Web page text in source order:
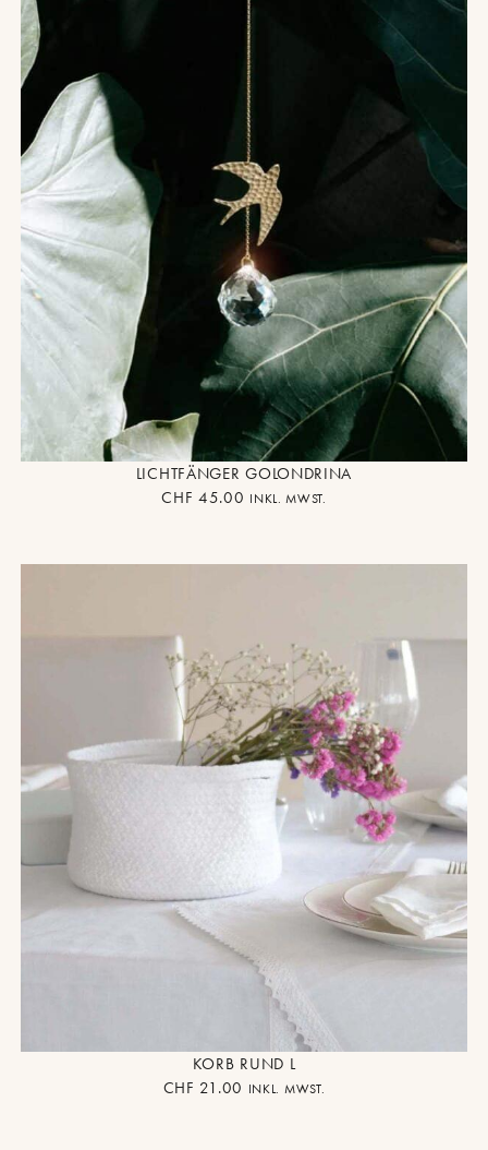
LICHTFÄNGER GOLONDRINA
CHF 45.00 INKL. MWST.
KORB RUND L
CHF 21.00 INKL. MWST.